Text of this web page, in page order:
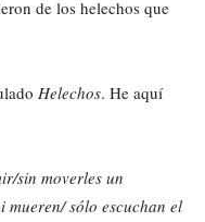
de los helechos que
Helechos. He aquí
sin moverles un
sólo escuchan el